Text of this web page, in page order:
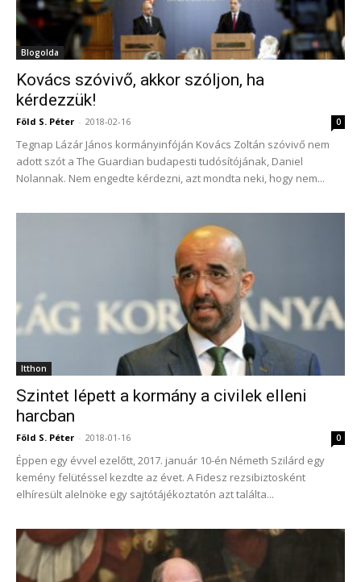
Blogolda
Kovács szóvivő, akkor szóljon, ha
kérdezzük!
Föld S. Péter - 2018-02-16 0
Tegnap Lázár János kormányinfóján Kovács Zoltán szóvivő nem
adott szót a The Guardian budapesti tudósítójának, Daniel
Nolannak. Nem engedte kérdezni, azt mondta neki, hogy nem...
Itthon
Szintet lépett a kormány a civilek elleni
harcban
Föld S. Péter - 2018-01-16 0
Éppen egy évvel ezelőtt, 2017. január 10-én Németh Szilárd egy
kemény felütéssel kezdte az évet. A Fidesz rezsibiztosként
elhíresült alelnöke egy sajtótájékoztatón azt találta...